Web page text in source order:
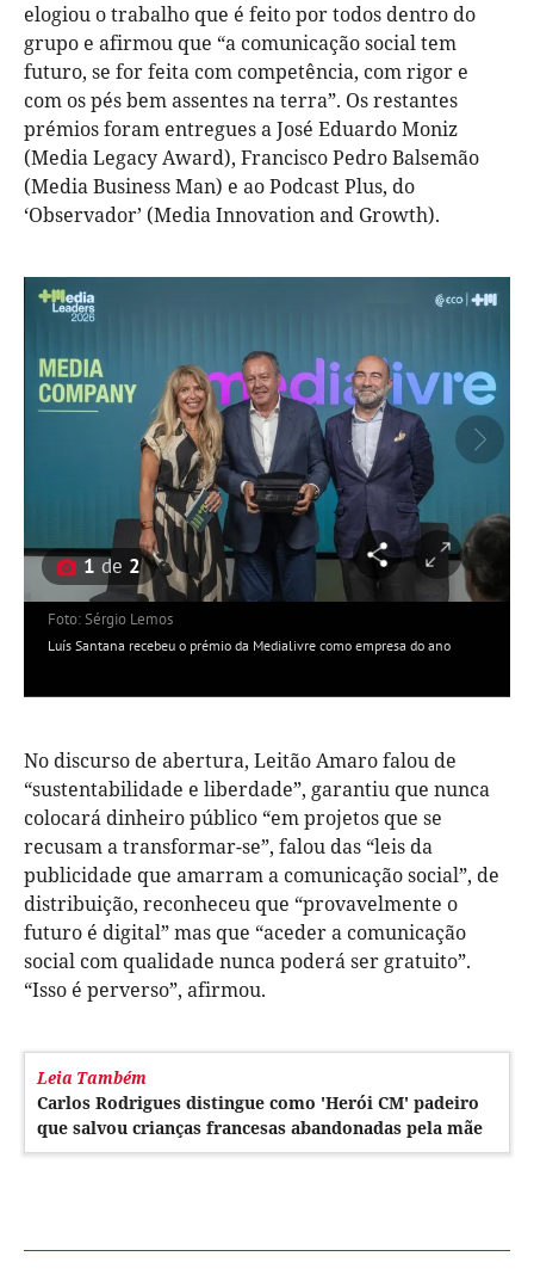
elogiou o trabalho que é feito por todos dentro do
grupo e afirmou que “a comunicação social tem
futuro, se for feita com competência, com rigor e
com os pés bem assentes na terra”. Os restantes
prémios foram entregues a José Eduardo Moniz
(Media Legacy Award), Francisco Pedro Balsemão
(Media Business Man) e ao Podcast Plus, do
‘Observador’ (Media Innovation and Growth).
1de 2
Luís Santana recebeu o prémio da Medialivre como empresa do ano
Foto: Sérgio Lemos
No discurso de abertura, Leitão Amaro falou de
“sustentabilidade e liberdade”, garantiu que nunca
colocará dinheiro público “em projetos que se
recusam a transformar-se”, falou das “leis da
publicidade que amarram a comunicação social”, de
distribuição, reconheceu que “provavelmente o
futuro é digital” mas que “aceder a comunicação
social com qualidade nunca poderá ser gratuito”.
“Isso é perverso”, afirmou.
Leia Também
Carlos Rodrigues distingue como 'Herói CM' padeiro
que salvou crianças francesas abandonadas pela mãe